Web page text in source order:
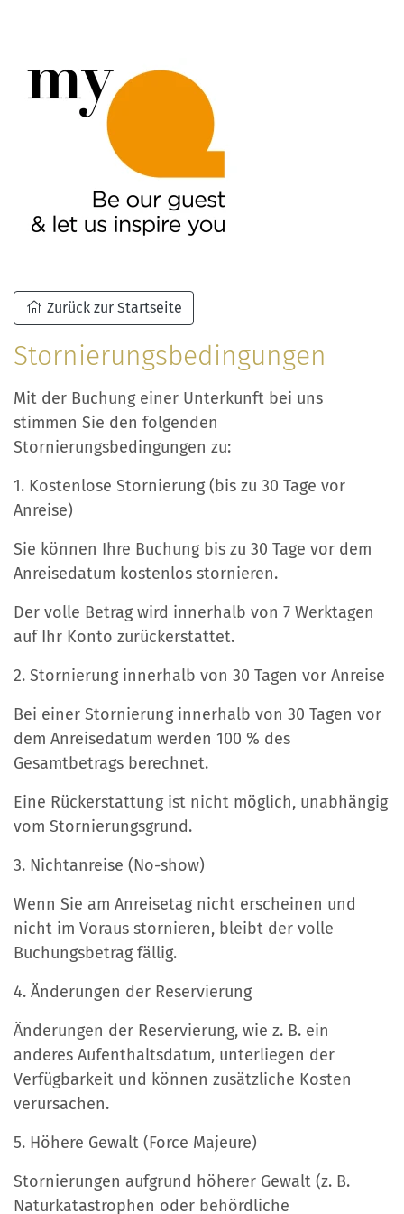
Zurück zur Startseite
Stornierungsbedingungen
Mit der Buchung einer Unterkunft bei uns
stimmen Sie den folgenden
Stornierungsbedingungen zu:
1. Kostenlose Stornierung (bis zu 30 Tage vor
Anreise)
Sie können Ihre Buchung bis zu 30 Tage vor dem
Anreisedatum kostenlos stornieren.
Der volle Betrag wird innerhalb von 7 Werktagen
auf Ihr Konto zurückerstattet.
2. Stornierung innerhalb von 30 Tagen vor Anreise
Bei einer Stornierung innerhalb von 30 Tagen vor
dem Anreisedatum werden 100 % des
Gesamtbetrags berechnet.
Eine Rückerstattung ist nicht möglich, unabhängig
vom Stornierungsgrund.
3. Nichtanreise (No-show)
Wenn Sie am Anreisetag nicht erscheinen und
nicht im Voraus stornieren, bleibt der volle
Buchungsbetrag fällig.
4. Änderungen der Reservierung
Änderungen der Reservierung, wie z. B. ein
anderes Aufenthaltsdatum, unterliegen der
Verfügbarkeit und können zusätzliche Kosten
verursachen.
5. Höhere Gewalt (Force Majeure)
Stornierungen aufgrund höherer Gewalt (z. B.
Naturkatastrophen oder behördliche